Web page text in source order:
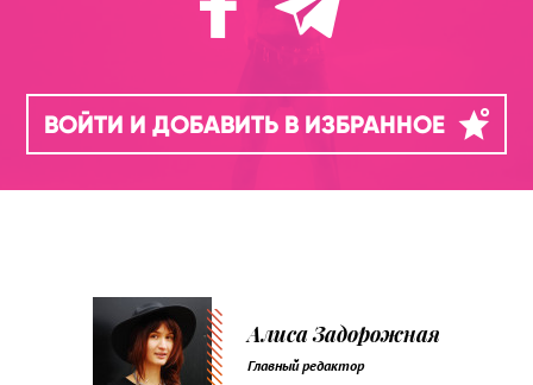
ВОЙТИ И ДОБАВИТЬ В ИЗБРАННОЕ
Алиса Задорожная
Главный редактор